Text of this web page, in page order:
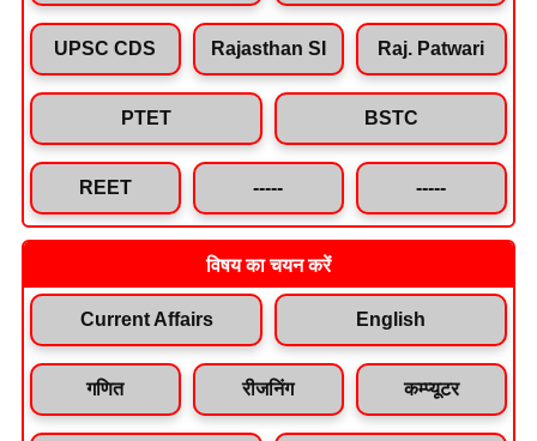
UPSC CDS Rajasthan SI Raj. Patwari
PTET BSTC
REET ----- -----
विषय का चयन करें
Current Affairs English
गणित रीजनिंग कम्प्यूटर